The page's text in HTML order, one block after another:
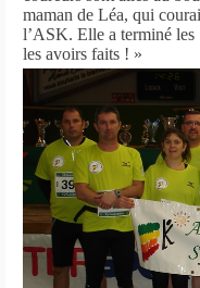
maman de Léa, qui
l’ASK. Elle a terminé les
les avoirs faits ! »